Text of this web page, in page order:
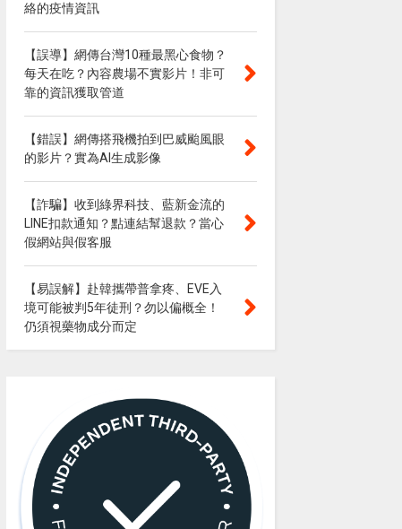
絡的疫情資訊
【誤導】網傳台灣10種最黑心食物？
每天在吃？內容農場不實影片！非可
靠的資訊獲取管道
【錯誤】網傳搭飛機拍到巴威颱風眼
的影片？實為AI生成影像
【詐騙】收到綠界科技、藍新金流的
LINE扣款通知？點連結幫退款？當心
假網站與假客服
【易誤解】赴韓攜帶普拿疼、EVE入
境可能被判5年徒刑？勿以偏概全！
仍須視藥物成分而定